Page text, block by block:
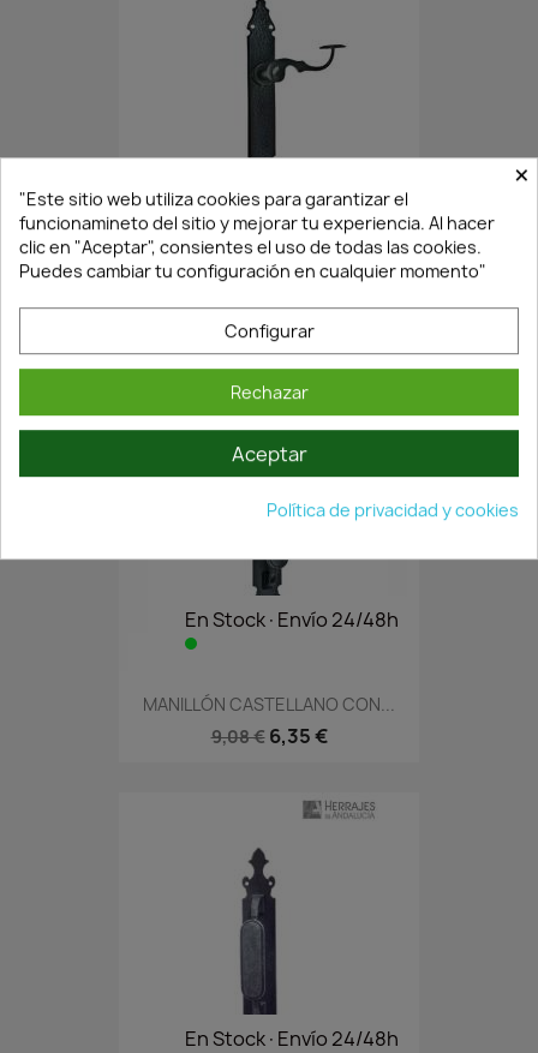
En Stock·Envío 24/48h
JUEGO MANIVELA PLACA EN...
11,82 €8,28 €
En Stock·Envío 24/48h
MANILLÓN CASTELLANO CON...
9,08 € 6,35 €
En Stock·Envío 24/48h
×
"Este sitio web utiliza cookies para garantizar el
funcionamineto del sitio y mejorar tu experiencia. Al hacer
clic en "Aceptar", consientes el uso de todas las cookies.
Puedes cambiar tu configuración en cualquier momento"
Configurar
Rechazar
Aceptar
Política de privacidad y cookies